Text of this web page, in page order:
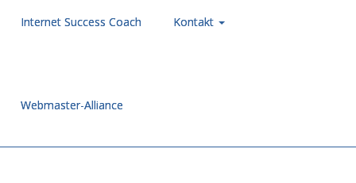
Internet Success Coach Kontakt
Webmaster-Alliance